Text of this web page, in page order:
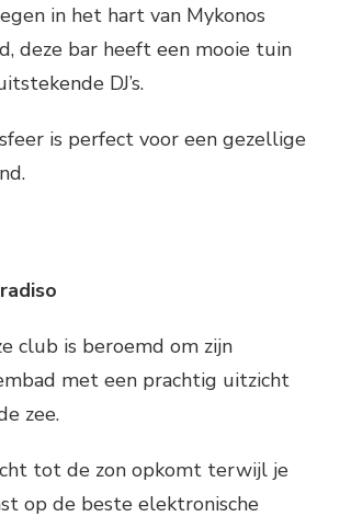
in het hart van Mykonos
deze bar heeft een mooie tuin
DJ’s.
is perfect voor een gezellige
club is beroemd om zijn
met een prachtig uitzicht
zee.
tot de zon opkomt terwijl je
op de beste elektronische